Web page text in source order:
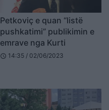
Petkoviç e quan “listë
pushkatimi” publikimin e
emrave nga Kurti
schedule 14:35 / 02/06/2023